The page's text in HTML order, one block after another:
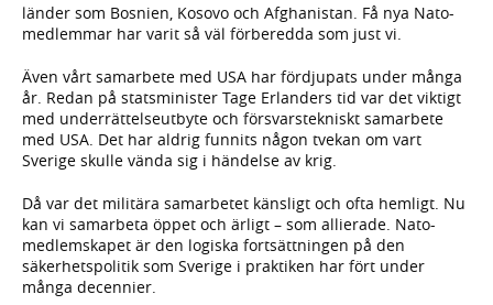
länder som Bosnien, Kosovo och Afghanistan. Få nya Nato-
medlemmar har varit så väl förberedda som just vi.
Även vårt samarbete med USA har fördjupats under många
år. Redan på statsminister Tage Erlanders tid var det viktigt
med underrättelseutbyte och försvarstekniskt samarbete
med USA. Det har aldrig funnits någon tvekan om vart
Sverige skulle vända sig i händelse av krig.
Då var det militära samarbetet känsligt och ofta hemligt. Nu
kan vi samarbeta öppet och ärligt – som allierade. Nato-
medlemskapet är den logiska fortsättningen på den
säkerhetspolitik som Sverige i praktiken har fört under
många decennier.